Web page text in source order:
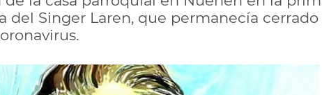
del Singer Laren, que permanecía